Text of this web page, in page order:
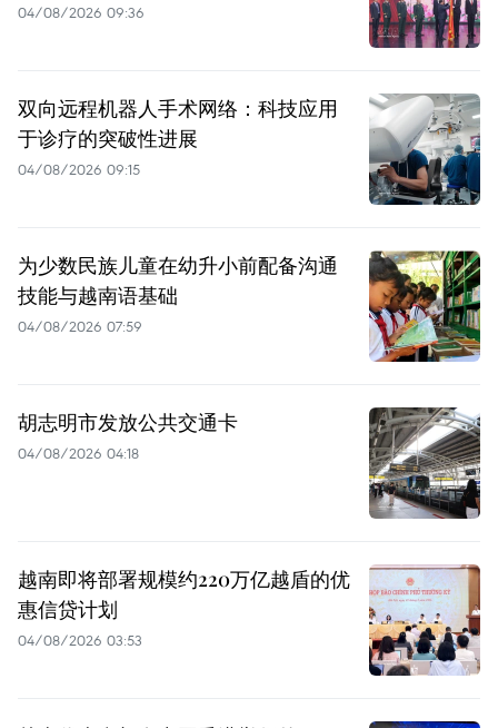
04/08/2026 09:36
双向远程机器人手术网络：科技应用
于诊疗的突破性进展
04/08/2026 09:15
为少数民族儿童在幼升小前配备沟通
技能与越南语基础
04/08/2026 07:59
胡志明市发放公共交通卡
04/08/2026 04:18
越南即将部署规模约220万亿越盾的优
惠信贷计划
04/08/2026 03:53